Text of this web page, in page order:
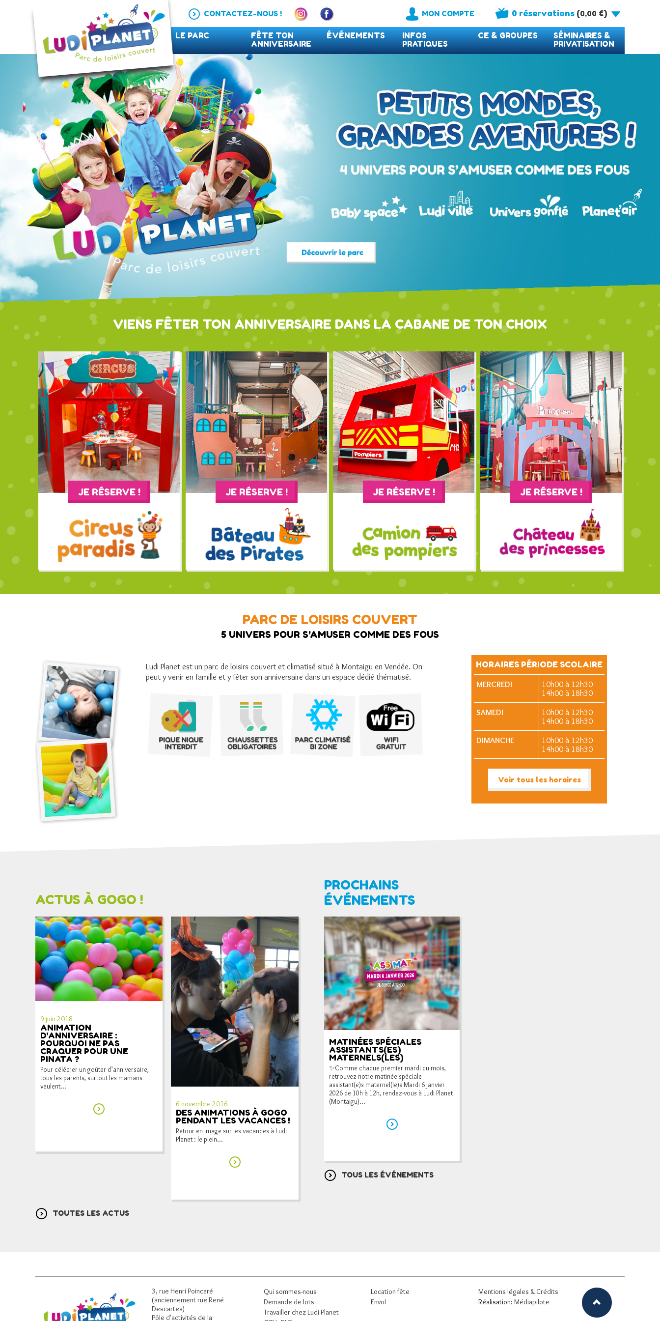
CONTACTEZ-NOUS ! 0 réservations (0,00 €)
MON COMPTE
LE PARC
FÊTE TON
ANNIVERSAIRE
ÉVÉNEMENTS
INFOS
PRATIQUES
CE & GROUPES
SÉMINAIRES &
PRIVATISATION
VIENS FÊTER TON ANNIVERSAIRE DANS LA CABANE DE TON CHOIX
JE RÉSERVE ! JE RÉSERVE ! JE RÉSERVE ! JE RÉSERVE !
PARC DE LOISIRS COUVERT
5 UNIVERS POUR S'AMUSER COMME DES FOUS
Ludi Planet est un parc de loisirs couvert et climatisé situé à Montaigu en Vendée. On
peut y venir en famille et y fêter son anniversaire dans un espace dédié thématisé.
HORAIRES PÉRIODE SCOLAIRE
MERCREDI
10h00 à 12h30
14h00 à 18h30
SAMEDI
10h00 à 12h30
14h00 à 18h30
DIMANCHE
10h00 à 12h30
14h00 à 18h30
Voir tous les horaires
ACTUS À GOGO !
9 juin 2018
ANIMATION
D’ANNIVERSAIRE :
POURQUOI NE PAS
CRAQUER POUR UNE
PINATA ?
Pour célébrer un goûter d’anniversaire,
tous les parents, surtout les mamans
veulent...
6 novembre 2016
DES ANIMATIONS À GOGO
PENDANT LES VACANCES !
Retour en image sur les vacances à Ludi
Planet : le plein...
TOUTES LES ACTUS
PROCHAINS
ÉVÉNEMENTS
MATINÉES SPÉCIALES
ASSISTANTS(ES)
MATERNELS(LES)
✨Comme chaque premier mardi du mois,
retrouvez notre matinée spéciale
assistant(e)s maternel(le)s Mardi 6 janvier
2026 de 10h à 12h, rendez-vous à Ludi Planet
(Montaigu)...
TOUS LES ÉVÉNEMENTS
3, rue Henri Poincaré
(anciennement rue René
Descartes)
Pôle d'activités de la
Qui sommes-nous
Demande de lots
Travailler chez Ludi Planet
Location fête
Envol
Mentions légales & Crédits
Réalisation: Médiapilote